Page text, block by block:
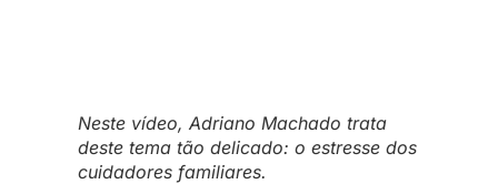
Neste vídeo, Adriano Machado trata
deste tema tão delicado: o estresse dos
cuidadores familiares.